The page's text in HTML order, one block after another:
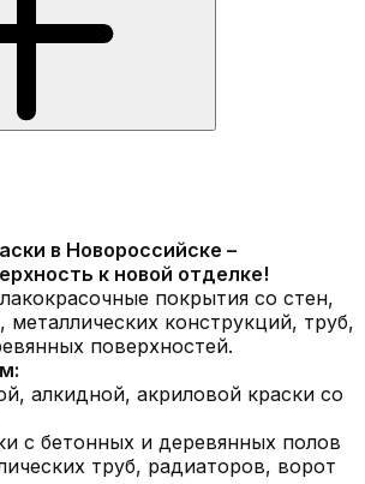
в Новороссийске –
к новой отделке!
покрытия со стен,
металлических конструкций, труб,
поверхностей.
алкидной, акриловой краски со
с бетонных и деревянных полов
труб, радиаторов, ворот